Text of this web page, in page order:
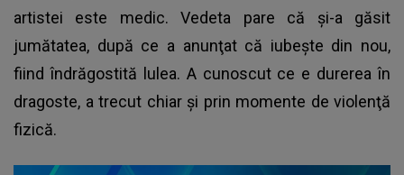
artistei este medic. Vedeta pare că și-a găsit
jumătatea, după ce a anunţat că iubește din nou,
fiind îndrăgostită lulea. A cunoscut ce e durerea în
dragoste, a trecut chiar şi prin momente de violenţă
fizică.